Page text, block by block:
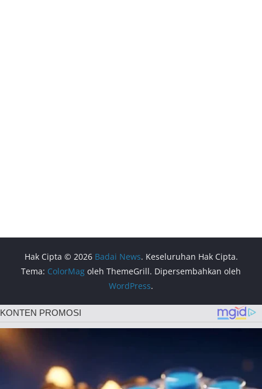
Hak Cipta © 2026 Badai News. Keseluruhan Hak Cipta.
Tema: ColorMag oleh ThemeGrill. Dipersembahkan oleh
WordPress.